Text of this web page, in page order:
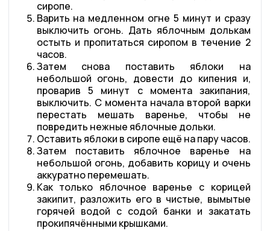
сиропе.
Варить на медленном огне 5 минут и сразу
выключить огонь. Дать яблочным долькам
остыть и пропитаться сиропом в течение 2
часов.
Затем снова поставить яблоки на
небольшой огонь, довести до кипения и,
проварив 5 минут с момента закипания,
выключить. С момента начала второй варки
перестать мешать варенье, чтобы не
повредить нежные яблочные дольки.
Оставить яблоки в сиропе ещё на пару часов.
Затем поставить яблочное варенье на
небольшой огонь, добавить корицу и очень
аккуратно перемешать.
Как только яблочное варенье с корицей
закипит, разложить его в чистые, вымытые
горячей водой с содой банки и закатать
прокипячёнными крышками.